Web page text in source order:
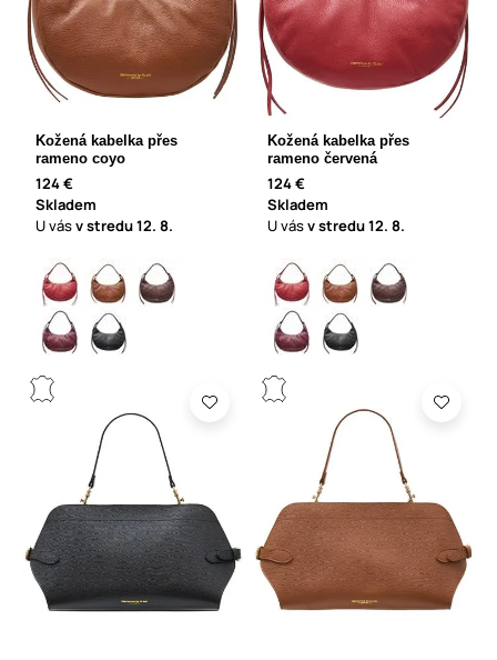
Kožená kabelka přes
rameno coyo
124 €
Skladem
U vásv stredu12. 8.
Kožená kabelka přes
rameno červená
124 €
Skladem
U vásv stredu12. 8.